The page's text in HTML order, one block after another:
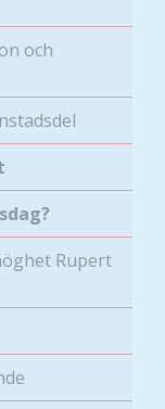
och
Rupert
ska
så
Om